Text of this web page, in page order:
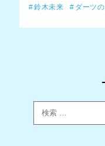
鈴木未来 ダーツの